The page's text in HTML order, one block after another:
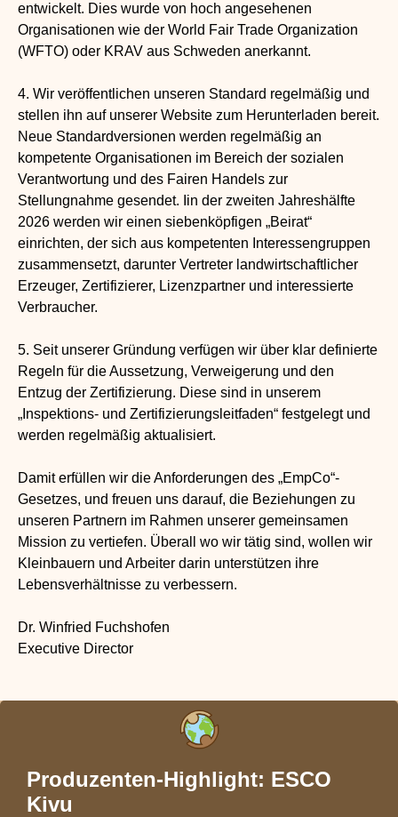
entwickelt. Dies wurde von hoch angesehenen
Organisationen wie der World Fair Trade Organization
(WFTO) oder KRAV aus Schweden anerkannt.
4. Wir veröffentlichen unseren Standard regelmäßig und
stellen ihn auf unserer Website zum Herunterladen bereit.
Neue Standardversionen werden regelmäßig an
kompetente Organisationen im Bereich der sozialen
Verantwortung und des Fairen Handels zur
Stellungnahme gesendet. Iin der zweiten Jahreshälfte
2026 werden wir einen siebenköpfigen „Beirat“
einrichten, der sich aus kompetenten Interessengruppen
zusammensetzt, darunter Vertreter landwirtschaftlicher
Erzeuger, Zertifizierer, Lizenzpartner und interessierte
Verbraucher.
5. Seit unserer Gründung verfügen wir über klar definierte
Regeln für die Aussetzung, Verweigerung und den
Entzug der Zertifizierung. Diese sind in unserem
„Inspektions- und Zertifizierungsleitfaden“ festgelegt und
werden regelmäßig aktualisiert.
Damit erfüllen wir die Anforderungen des „EmpCo“-
Gesetzes, und freuen uns darauf, die Beziehungen zu
unseren Partnern im Rahmen unserer gemeinsamen
Mission zu vertiefen. Überall wo wir tätig sind, wollen wir
Kleinbauern und Arbeiter darin unterstützen ihre
Lebensverhältnisse zu verbessern.
Dr. Winfried Fuchshofen
Executive Director
Produzenten-Highlight: ESCO
Kivu